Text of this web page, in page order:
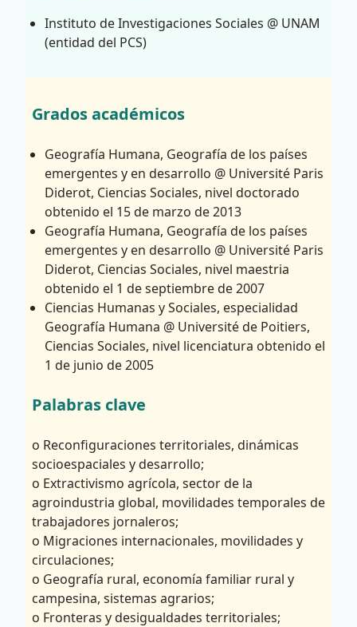
Instituto de Investigaciones Sociales @ UNAM
(entidad del PCS)
Grados académicos
Geografía Humana, Geografía de los países
emergentes y en desarrollo @ Université Paris
Diderot, Ciencias Sociales, nivel doctorado
obtenido el 15 de marzo de 2013
Geografía Humana, Geografía de los países
emergentes y en desarrollo @ Université Paris
Diderot, Ciencias Sociales, nivel maestria
obtenido el 1 de septiembre de 2007
Ciencias Humanas y Sociales, especialidad
Geografía Humana @ Université de Poitiers,
Ciencias Sociales, nivel licenciatura obtenido el
1 de junio de 2005
Palabras clave
o Reconfiguraciones territoriales, dinámicas
socioespaciales y desarrollo;
o Extractivismo agrícola, sector de la
agroindustria global, movilidades temporales de
trabajadores jornaleros;
o Migraciones internacionales, movilidades y
circulaciones;
o Geografía rural, economía familiar rural y
campesina, sistemas agrarios;
o Fronteras y desigualdades territoriales;